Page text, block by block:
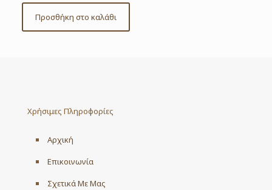
Προσθήκη στο καλάθι
Χρήσιμες Πληροφορίες
Αρχική
Επικοινωνία
Σχετικά Με Μας